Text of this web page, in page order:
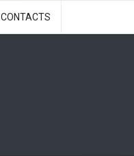
CONTACTS